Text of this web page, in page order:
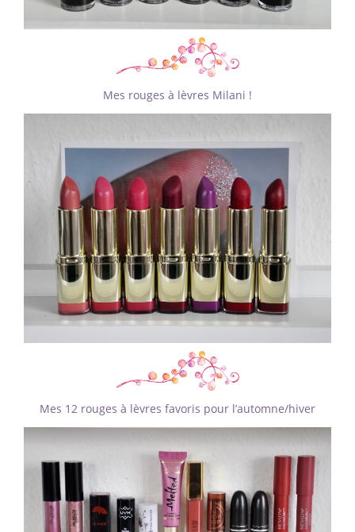
Mes rouges à lèvres Milani !
Mes 12 rouges à lèvres favoris pour l’automne/hiver